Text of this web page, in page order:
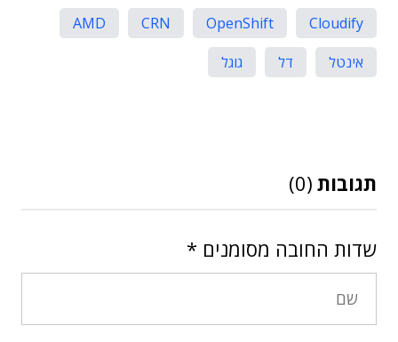
Cloudify
OpenShift
CRN
AMD
אינטל
דל גוגל
תגובות (0)
שדות החובה מסומנים *